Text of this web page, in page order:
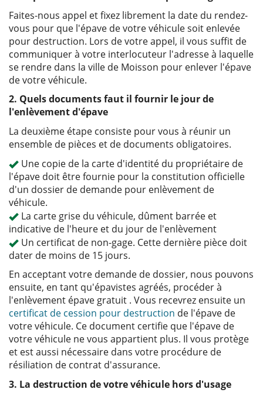
Faites-nous appel et fixez librement la date du rendez-
vous pour que l'épave de votre véhicule soit enlevée
pour destruction. Lors de votre appel, il vous suffit de
communiquer à votre interlocuteur l'adresse à laquelle
se rendre dans la ville de Moisson pour enlever l'épave
de votre véhicule.
2. Quels documents faut il fournir le jour de
l'enlèvement d'épave
La deuxième étape consiste pour vous à réunir un
ensemble de pièces et de documents obligatoires.
Une copie de la carte d'identité du propriétaire de
l'épave doit être fournie pour la constitution officielle
d'un dossier de demande pour enlèvement de
véhicule.
La carte grise du véhicule, dûment barrée et
indicative de l'heure et du jour de l'enlèvement
Un certificat de non-gage. Cette dernière pièce doit
dater de moins de 15 jours.
En acceptant votre demande de dossier, nous pouvons
ensuite, en tant qu'épavistes agréés, procéder à
l'enlèvement épave gratuit . Vous recevrez ensuite un
certificat de cession pour destruction de l'épave de
votre véhicule. Ce document certifie que l'épave de
votre véhicule ne vous appartient plus. Il vous protège
et est aussi nécessaire dans votre procédure de
résiliation de contrat d'assurance.
3. La destruction de votre véhicule hors d'usage